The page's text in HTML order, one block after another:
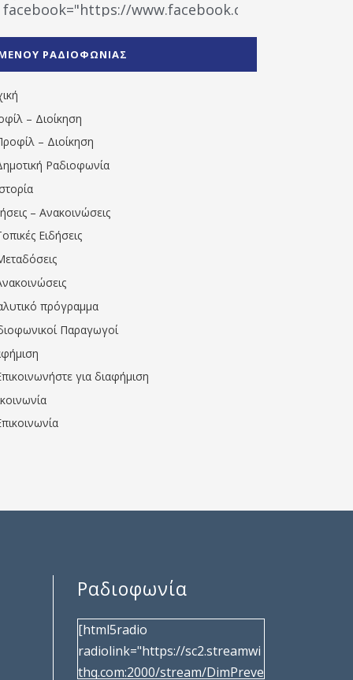
facebook="https://www.facebook.com/
1531194763766854/" artist="" ]
ΡΑΔΙΟΦΩΝΙΑΣ
– Διοίκηση
– Διοίκηση
Ραδιοφωνία
– Ανακοινώσεις
Ειδήσεις
πρόγραμμα
Παραγωγοί
για διαφήμιση
Ραδιοφωνία
[html5radio
radiolink="https://sc2.streamwi
thq.com:2000/stream/DimPreve